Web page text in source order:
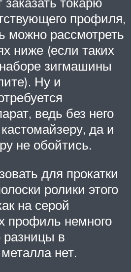
профиля,
можно рассмотреть
ниже (если таких
зигмашины
Ну и
ведь без него
да и
не обойтись.
для прокатки
ролики этого
на серой
профиль немного
разницы в
нет.